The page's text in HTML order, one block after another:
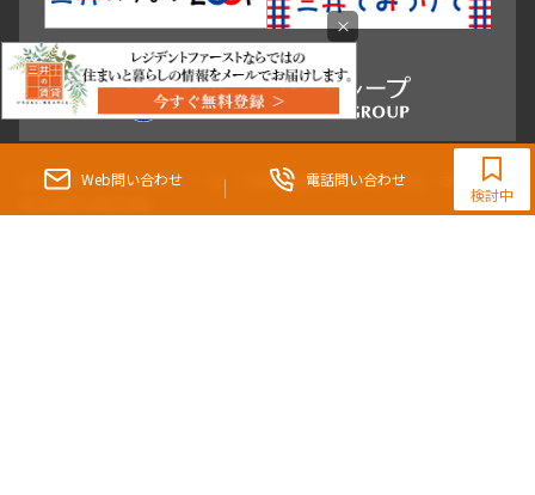
Web問い合わせ 電話問い合わせ
0120-321-983
9:30~18:00（水曜定休）
検討中
東京都知事（3）第96482号 （一社） 不動産流通経営協会会員 （公社） 首都圏不動
×